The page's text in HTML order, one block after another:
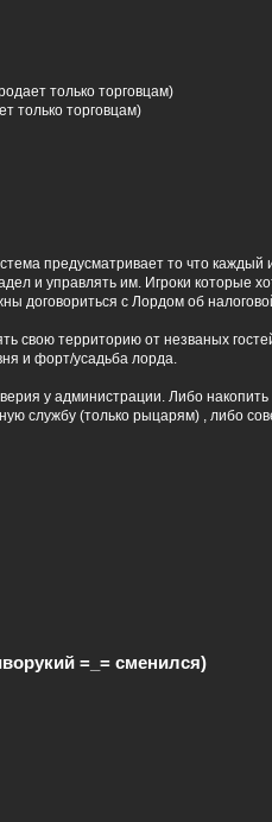
только торговцам)
только торговцам)
предусматривает то что каждый
и управлять им. Игроки которые
договориться с Лордом об
свою территорию от незваных
и форт/усадьба лорда.
у администрации. Либо
службу (только рыцарям) , либо
=_= сменился)